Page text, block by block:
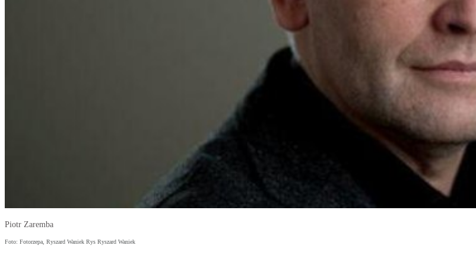
Piotr Zaremba
Foto: Fotorzepa, Ryszard Waniek Rys Ryszard Waniek